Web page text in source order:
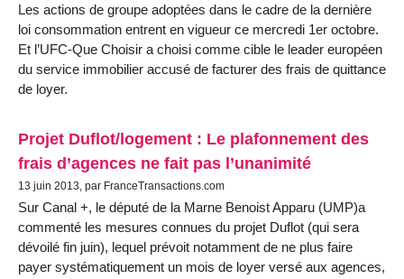
Les actions de groupe adoptées dans le cadre de la dernière
loi consommation entrent en vigueur ce mercredi 1er octobre.
Et l’UFC-Que Choisir a choisi comme cible le leader européen
du service immobilier accusé de facturer des frais de quittance
de loyer.
Projet Duflot/logement : Le plafonnement des
frais d’agences ne fait pas l’unanimité
13 juin 2013, par FranceTransactions.com
Sur Canal +, le député de la Marne Benoist Apparu (UMP)a
commenté les mesures connues du projet Duflot (qui sera
dévoilé fin juin), lequel prévoit notamment de ne plus faire
payer systématiquement un mois de loyer versé aux agences,